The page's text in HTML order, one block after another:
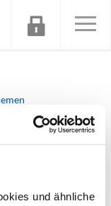
und ähnliche
Ihr Fachwissen
neu zu prompten
nicht